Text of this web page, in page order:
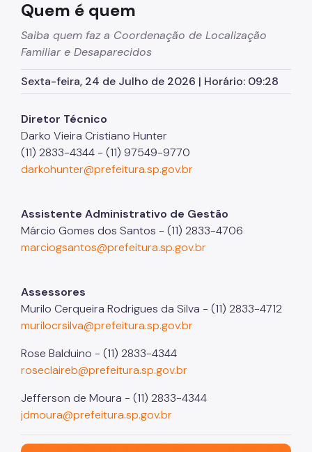
Quem é quem
Saiba quem faz a Coordenação de Localização
Familiar e Desaparecidos
Sexta-feira, 24 de Julho de 2026 | Horário: 09:28
Diretor Técnico
Darko Vieira Cristiano Hunter
(11) 2833-4344 - (11) 97549-9770
darkohunter@prefeitura.sp.gov.br
Assistente Administrativo de Gestão
Márcio Gomes dos Santos - (11) 2833-4706
marciogsantos@prefeitura.sp.gov.br
Assessores
Murilo Cerqueira Rodrigues da Silva - (11) 2833-4712
murilocrsilva@prefeitura.sp.gov.br
Rose Balduino - (11) 2833-4344
roseclaireb@prefeitura.sp.gov.br
Jefferson de Moura - (11) 2833-4344
jdmoura@prefeitura.sp.gov.br